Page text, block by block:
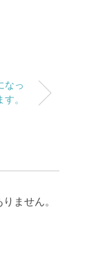
なっ
。
ません。